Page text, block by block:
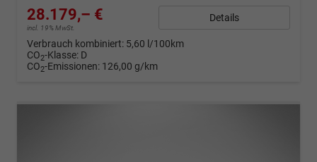
28.179,– €
incl. 19% MwSt.
Details
Verbrauch kombiniert: 5,60 l/100km
CO2-Klasse: D
CO2-Emissionen: 126,00 g/km